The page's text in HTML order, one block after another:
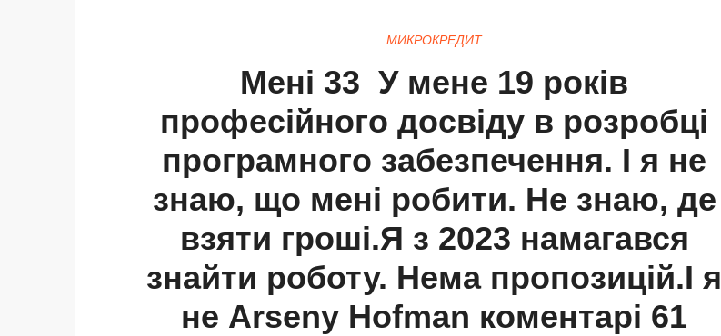
МИКРОКРЕДИТ
Мені 33 У мене 19 років
професійного досвіду в розробці
програмного забезпечення. І я не
знаю, що мені робити. Не знаю, де
взяти гроші.Я з 2023 намагався
знайти роботу. Нема пропозицій.І я
не Arseny Hofman коментарі 61